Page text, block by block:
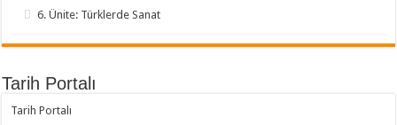
6. Ünite: Türklerde Sanat
Tarih Portalı
Tarih Portalı